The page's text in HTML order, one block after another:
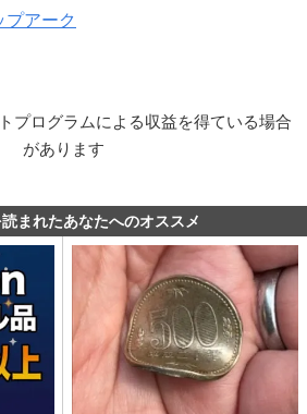
プアーク
プログラムによる収益を得ている場合
があります
まれたあなたへのオススメ